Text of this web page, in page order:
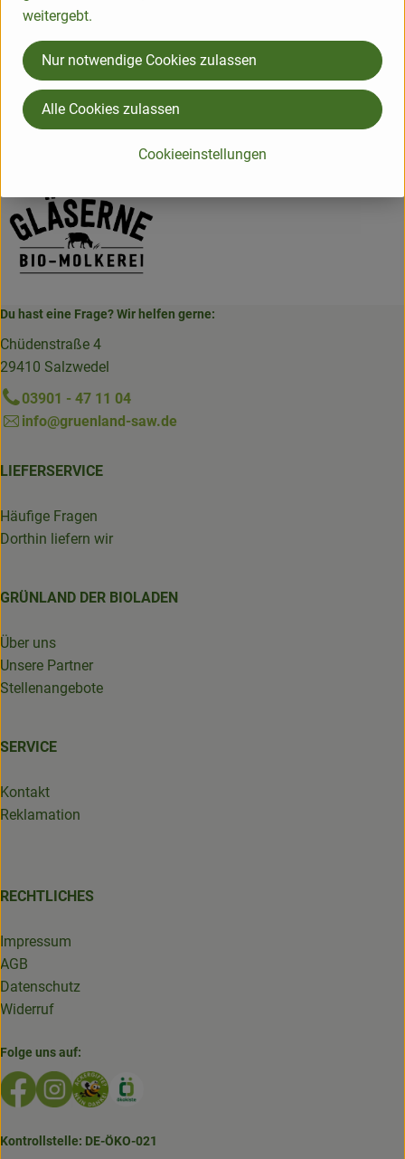
Herkunft
Hersteller: Gläserne Molkerei
Deutschland
Gläserne Molkerei
Du hast eine Frage? Wir helfen gerne:
Chüdenstraße 4
29410 Salzwedel
03901 - 47 11 04
info@gruenland-saw.de
LIEFERSERVICE
Häufige Fragen
Dorthin liefern wir
GRÜNLAND DER BIOLADEN
Über uns
Unsere Partner
Stellenangebote
SERVICE
Kontakt
Reklamation
RECHTLICHES
Impressum
AGB
Datenschutz
Widerruf
Folge uns auf:
Externer Link zu https://www.facebook.com/
Externer Link zu https://www.instagram.com/
Externer Link zu https://www.bioladen-
Kontrollstelle: DE-ÖKO-021
weitergebt.
Cookieeinstellungen
Nur notwendige Cookies zulassen
Alle Cookies zulassen